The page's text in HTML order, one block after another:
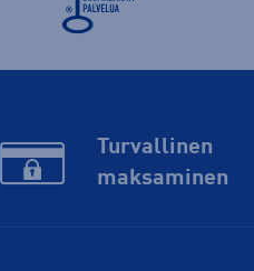
Turvallinen
maksaminen